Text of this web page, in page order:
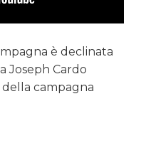
è declinata
Joseph Cardo
campagna